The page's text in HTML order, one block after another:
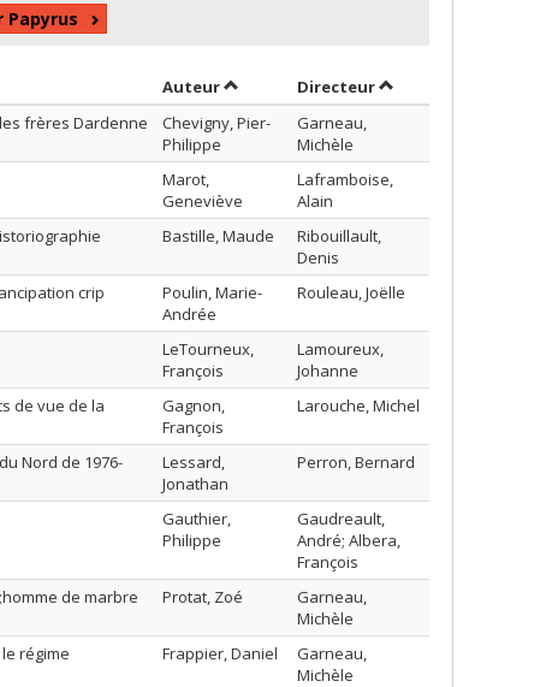
Papyrus
AuteurTrier par auteur en ordre croissant
Directeurpar contributeur
frères Dardenne
Chevigny, Pier-
Philippe
Garneau,
Michèle
Marot,
Geneviève
Laframboise,
Alain
Bastille, Maude
Ribouillault,
Denis
crip
Poulin, Marie-
Andrée
Rouleau, Joëlle
LeTourneux,
François
Lamoureux,
Johanne
de vue de la
Gagnon,
François
Larouche, Michel
Nord de 1976-
Lessard,
Jonathan
Perron, Bernard
Gauthier,
Philippe
Gaudreault,
André; Albera,
François
de marbre
Protat, Zoé
Garneau,
Michèle
régime
Frappier, Daniel
Garneau,
Michèle